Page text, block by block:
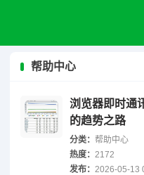
帮助中心
浏览器即时通
的趋势之路
分类： 帮助中心
热度： 2172
发布： 2026-05-13